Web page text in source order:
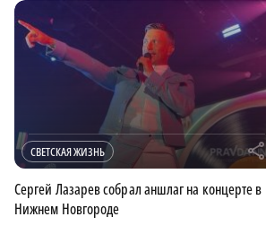
СВЕТСКАЯ ЖИЗНЬ r
Сергей Лазарев собрал аншлаг на концерте в
Нижнем Новгороде